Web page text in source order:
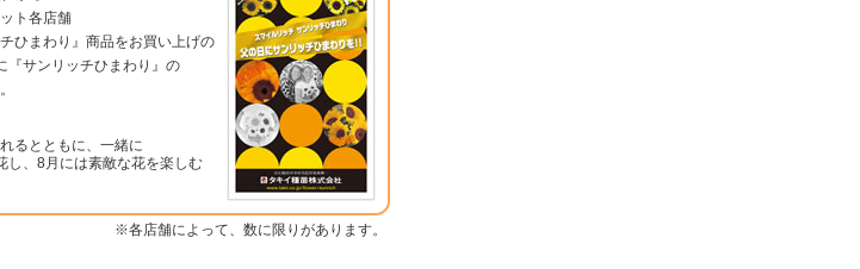
ト各店舗
ひまわり』商品をお買い上げの
『サンリッチひまわり』の
るとともに、一緒に
し、8月には素敵な花を楽しむ
※各店舗によって、数に限りがあります。